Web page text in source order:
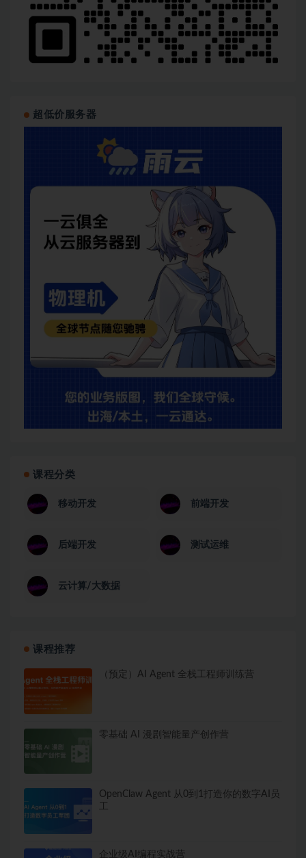
超低价服务器
课程分类
移动开发 前端开发
后端开发 测试运维
云计算/大数据
课程推荐
（预定）AI Agent 全栈工程师训练营
零基础 AI 漫剧智能量产创作营
OpenClaw Agent 从0到1打造你的数字AI员
工
企业级AI编程实战营